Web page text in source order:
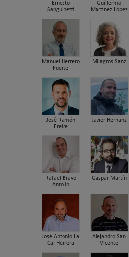
Ernesto
Sanguinetti
Guillermo
Martínez López
Manuel Herrero
Fuerte
Milagros Sanz
José Ramón
Freire
Javier Hernanz
Rafael Bravo
Antolín
Gaspar Martín
José Antonio La
Cal Herrera
Alejandro San
Vicente